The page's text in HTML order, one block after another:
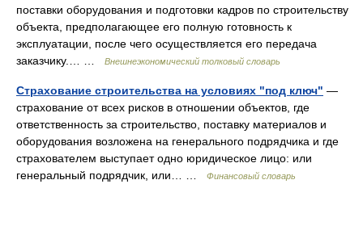
поставки оборудования и подготовки кадров по строительству
объекта, предполагающее его полную готовность к
эксплуатации, после чего осуществляется его передача
заказчику.… …
Внешнеэкономический толковый словарь
Страхование строительства на условиях "под ключ" —
страхование от всех рисков в отношении объектов, где
ответственность за строительство, поставку материалов и
оборудования возложена на генерального подрядчика и где
страхователем выступает одно юридическое лицо: или
генеральный подрядчик, или… …
Финансовый словарь